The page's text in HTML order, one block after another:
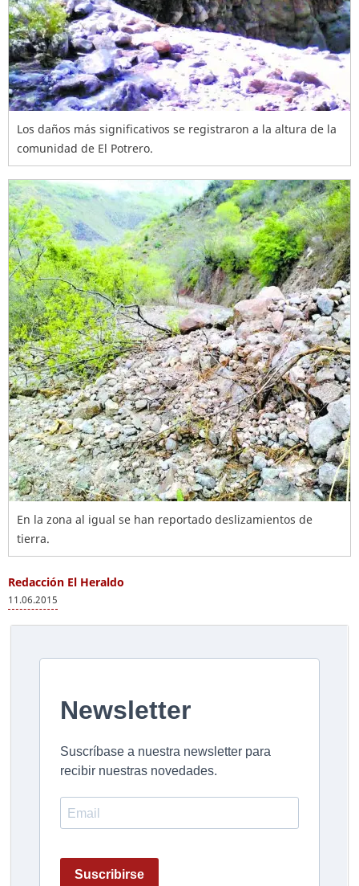
Los daños más significativos se registraron a la altura de la
comunidad de El Potrero.
En la zona al igual se han reportado deslizamientos de
tierra.
Redacción El Heraldo
11.06.2015